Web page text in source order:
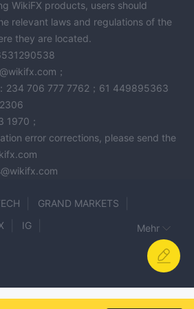
WikiFX products, users should
relevant laws and regulations of the
they are located.
；
234 706 777 7762；61 449895363
1970；
error corrections, please send the
GRAND MARKETS
IG
IMPFX
Mehr